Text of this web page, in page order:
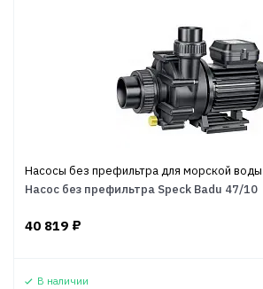
Насосы без префильтра для морской воды
Насос без префильтра Speck Badu 47/10
40 819 ₽
В наличии